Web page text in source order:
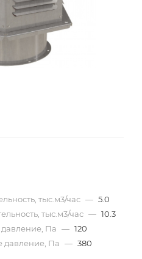
тыс.м3/час — 5.0
тыс.м3/час — 10.3
Па — 120
давление, Па — 380